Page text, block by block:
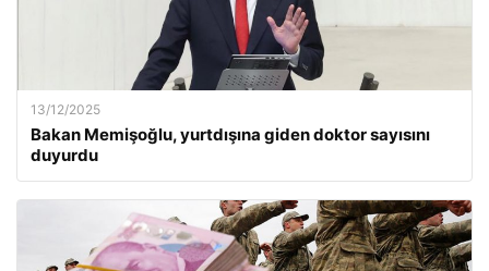
13/12/2025
Bakan Memişoğlu, yurtdışına giden doktor sayısını
duyurdu